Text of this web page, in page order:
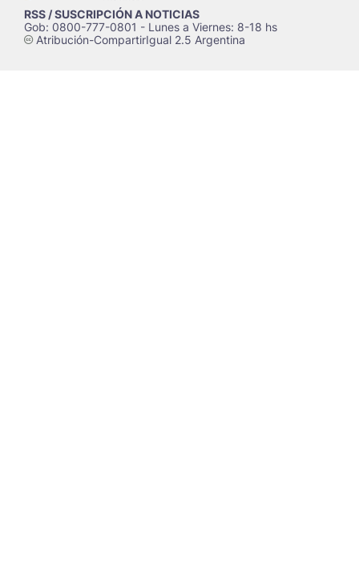
RSS / SUSCRIPCIÓN A NOTICIAS
Gob: 0800-777-0801 - Lunes a Viernes: 8-18 hs
cAtribución-CompartirIgual 2.5 Argentina